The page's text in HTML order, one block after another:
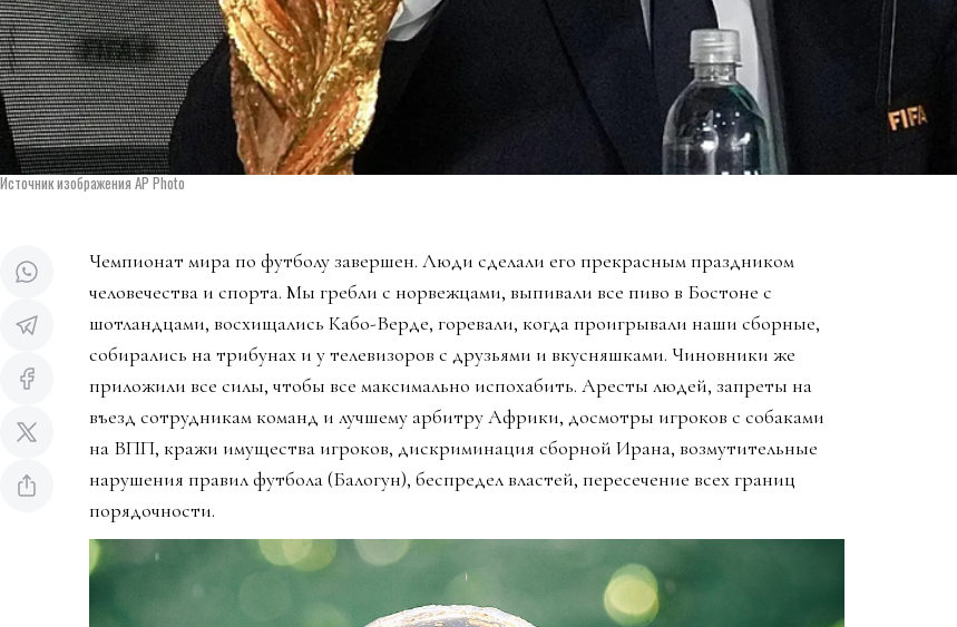
Источник изображения AP Photo
Чемпионат мира по футболу завершен. Люди сделали его прекрасным праздником
человечества и спорта. Мы гребли с норвежцами, выпивали все пиво в Бостоне с
шотландцами, восхищались Кабо-Верде, горевали, когда проигрывали наши сборные,
собирались на трибунах и у телевизоров с друзьями и вкусняшками. Чиновники же
приложили все силы, чтобы все максимально испохабить. Аресты людей, запреты на
въезд сотрудникам команд и лучшему арбитру Африки, досмотры игроков с собаками
на ВПП, кражи имущества игроков, дискриминация сборной Ирана, возмутительные
нарушения правил футбола (Балогун), беспредел властей, пересечение всех границ
порядочности.